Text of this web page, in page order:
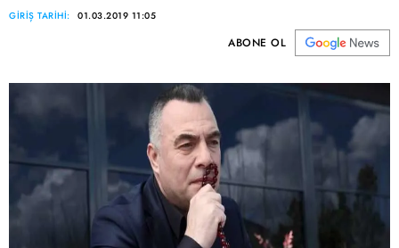
GİRİŞ TARİHİ: 01.03.2019 11:05
ABONE OL